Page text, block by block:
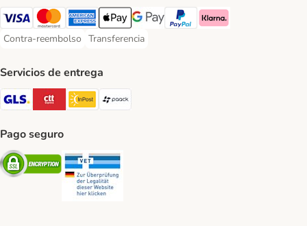
Visa Payment Method
Mastercard Payment Method
American Express Payment Method
Apple Pay Payment Method
Google Pay Payment Method
PayPal Payment Method
Klarna Payment Method
Contra-reembolso
Contra-reembolso Payment Method
Transferencia
Transferencia Payment Method
Servicios de entrega
GLS Shipping Method
CTTExpress Shipping Method
InPost Shipping Method
Pago seguro
Security